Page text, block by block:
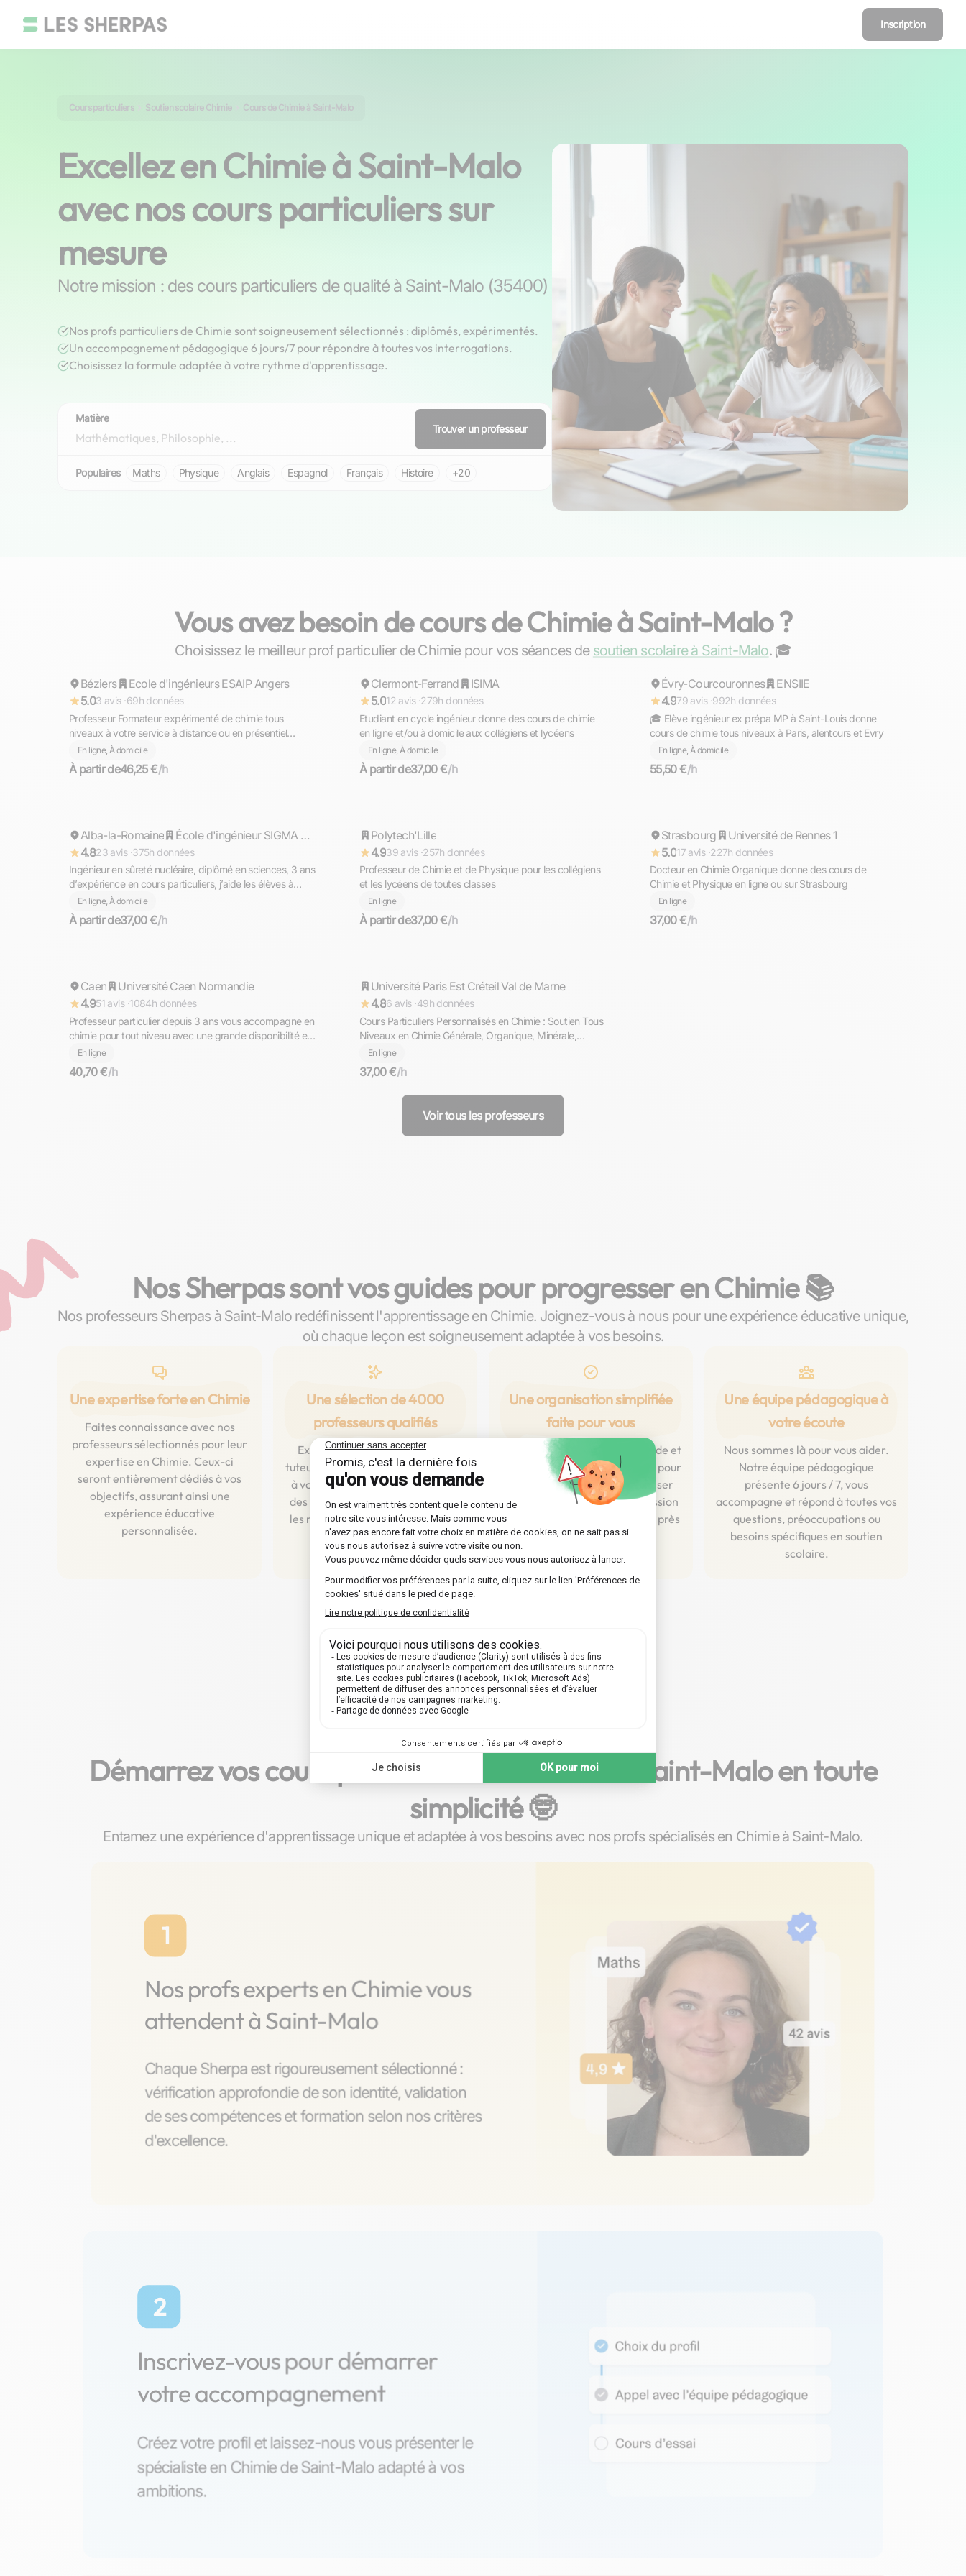
Inscription
Cours particuliers Soutien scolaire Chimie Cours de Chimie à Saint-Malo
Excellez en Chimie à Saint-Malo
avec nos cours particuliers sur
mesure
Notre mission : des cours particuliers de qualité à Saint-Malo (35400)
Nos profs particuliers de Chimie sont soigneusement sélectionnés : diplômés, expérimentés.
Un accompagnement pédagogique 6 jours/7 pour répondre à toutes vos interrogations.
Choisissez la formule adaptée à votre rythme d'apprentissage.
Matière
Trouver un professeur
Populaires Maths Physique Anglais Espagnol Français Histoire +20
Vous avez besoin de cours de Chimie à Saint-Malo ?
Choisissez le meilleur prof particulier de Chimie pour vos séances de soutien scolaire à Saint-Malo. ‍🎓
Répond rapidement
Béziers
Ecole d'ingénieurs ESAIP Angers
5.03 avis ·69h données
Professeur Formateur expérimenté de chimie tous
niveaux à votre service à distance ou en présentiel
(Béziers)
En ligne, À domicile
À partir de46,25 €/h
Répond rapidement
Komlan Armand
Clermont-Ferrand
ISIMA
5.012 avis ·279h données
Etudiant en cycle ingénieur donne des cours de chimie
en ligne et/ou à domicile aux collégiens et lycéens
En ligne, À domicile
À partir de37,00 €/h
Répond rapidement
Ewen
Évry-Courcouronnes
ENSIIE
4.979 avis ·992h données
🎓 Elève ingénieur ex prépa MP à Saint-Louis donne
cours de chimie tous niveaux à Paris, alentours et Evry
En ligne, À domicile
55,50 €/h
Répond rapidement
Alba-la-Romaine
École d'ingénieur SIGMA Clermont
4.823 avis ·375h données
Ingénieur en sûreté nucléaire, diplômé en sciences, 3 ans
d’expérience en cours particuliers, j’aide les élèves à
reprendre confiance et à progresser en physique-chimie
pour tous les niveaux avec une méthode claire,
structurée et adaptée aux contrôles
En ligne, À domicile
À partir de37,00 €/h
Répond rapidement
Polytech'Lille
4.939 avis ·257h données
Professeur de Chimie et de Physique pour les collégiens
et les lycéens de toutes classes
En ligne
À partir de37,00 €/h
Répond rapidement
Strasbourg
Université de Rennes 1
5.017 avis ·227h données
Docteur en Chimie Organique donne des cours de
Chimie et Physique en ligne ou sur Strasbourg
En ligne
37,00 €/h
Répond rapidement
Caen
Université Caen Normandie
4.951 avis ·1084h données
Professeur particulier depuis 3 ans vous accompagne en
chimie pour tout niveau avec une grande disponibilité et
beaucoup de pédagogie.
En ligne
40,70 €/h
Répond rapidement
Université Paris Est Créteil Val de Marne
4.86 avis ·49h données
Cours Particuliers Personnalisés en Chimie : Soutien Tous
Niveaux en Chimie Générale, Organique, Minérale,
Physique, Polymères, Biochimie et Plus, pour Collège,
Lycée et Enseignement Supérieur
En ligne
37,00 €/h
Voir tous les professeurs
Nos Sherpas sont vos guides pour progresser en Chimie 📚
Nos professeurs Sherpas à Saint-Malo redéfinissent l'apprentissage en Chimie. Joignez-vous à nous pour une expérience éducative unique,
où chaque leçon est soigneusement adaptée à vos besoins.
Une expertise forte en Chimie
Faites connaissance avec nos
professeurs sélectionnés pour leur
expertise en Chimie. Ceux-ci
seront entièrement dédiés à vos
objectifs, assurant ainsi une
expérience éducative
personnalisée.
Une sélection de 4000
professeurs qualifiés
Explorez notre vaste réseau du
tuteurs qualifiés à Saint-Malo, prêts
à vous guider en Chimie à travers
des cours personnalisés pour tous
les niveaux : collège, lycée, prépa,
université.
Une organisation simplifiée
faite pour vous
Profitez d'une organisation fluide et
efficace, conçue spécialement pour
vous permettre de vous focaliser
entièrement sur votre progression
en Chimie. Au choix, des cours près
de chez vous ou en ligne.
Une équipe pédagogique à
votre écoute
Nous sommes là pour vous aider.
Notre équipe pédagogique
présente 6 jours / 7, vous
accompagne et répond à toutes vos
questions, préoccupations ou
besoins spécifiques en soutien
scolaire.
Démarrez vos cours particuliers sur mesure à Saint-Malo en toute
simplicité 🤓​
Entamez une expérience d'apprentissage unique et adaptée à vos besoins avec nos profs spécialisés en Chimie à Saint-Malo.
1
Nos profs experts en Chimie vous
attendent à Saint-Malo
Chaque Sherpa est rigoureusement sélectionné :
vérification approfondie de son identité, validation
de ses compétences et formation selon nos critères
d'excellence.
2
Inscrivez-vous pour démarrer
votre accompagnement
Créez votre profil et laissez-nous vous présenter le
spécialiste en Chimie de Saint-Malo adapté à vos
ambitions.